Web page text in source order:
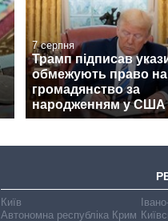
7 серпня
Трамп підписав
обмежують право на
громадянство за
народженням у США
Київ
Автономна республіка Крим